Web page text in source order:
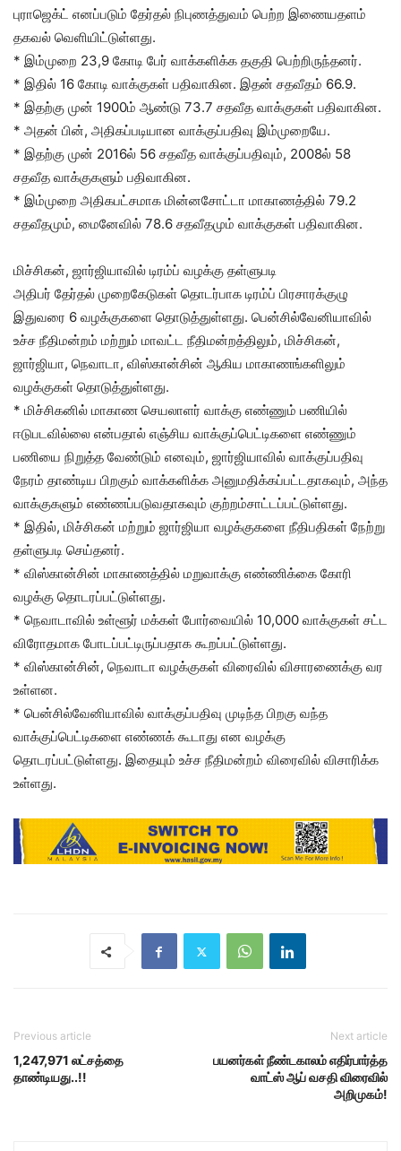
புராஜெக்ட் எனப்படும் தேர்தல் நிபுணத்துவம் பெற்ற இணையதளம்
தகவல் வெளியிட்டுள்ளது.
* இம்முறை 23,9 கோடி பேர் வாக்களிக்க தகுதி பெற்றிருந்தனர்.
* இதில் 16 கோடி வாக்குகள் பதிவாகின. இதன் சதவீதம் 66.9.
* இதற்கு முன் 1900ம் ஆண்டு 73.7 சதவீத வாக்குகள் பதிவாகின.
* அதன் பின், அதிகப்படியான வாக்குப்பதிவு இம்முறையே.
* இதற்கு முன் 2016ல் 56 சதவீத வாக்குப்பதிவும், 2008ல் 58
சதவீத வாக்குகளும் பதிவாகின.
* இம்முறை அதிகபட்சமாக மின்னசோட்டா மாகாணத்தில் 79.2
சதவீதமும், மைனேவில் 78.6 சதவீதமும் வாக்குகள் பதிவாகின.
மிச்சிகன், ஜார்ஜியாவில் டிரம்ப் வழக்கு தள்ளுபடி
அதிபர் தேர்தல் முறைகேடுகள் தொடர்பாக டிரம்ப் பிரசாரக்குழு
இதுவரை 6 வழக்குகளை தொடுத்துள்ளது. பென்சில்வேனியாவில்
உச்ச நீதிமன்றம் மற்றும் மாவட்ட நீதிமன்றத்திலும், மிச்சிகன்,
ஜார்ஜியா, நெவாடா, விஸ்கான்சின் ஆகிய மாகாணங்களிலும்
வழக்குகள் தொடுத்துள்ளது.
* மிச்சிகனில் மாகாண செயலாளர் வாக்கு எண்ணும் பணியில்
ஈடுபடவில்லை என்பதால் எஞ்சிய வாக்குப்பெட்டிகளை எண்ணும்
பணியை நிறுத்த வேண்டும் எனவும், ஜார்ஜியாவில் வாக்குப்பதிவு
நேரம் தாண்டிய பிறகும் வாக்களிக்க அனுமதிக்கப்பட்டதாகவும், அந்த
வாக்குகளும் எண்ணப்படுவதாகவும் குற்றம்சாட்டப்பட்டுள்ளது.
* இதில், மிச்சிகன் மற்றும் ஜார்ஜியா வழக்குகளை நீதிபதிகள் நேற்று
தள்ளுபடி செய்தனர்.
* விஸ்கான்சின் மாகாணத்தில் மறுவாக்கு எண்ணிக்கை கோரி
வழக்கு தொடரப்பட்டுள்ளது.
* நெவாடாவில் உள்ளூர் மக்கள் போர்வையில் 10,000 வாக்குகள் சட்ட
விரோதமாக போடப்பட்டிருப்பதாக கூறப்பட்டுள்ளது.
* விஸ்கான்சின், நெவாடா வழக்குகள் விரைவில் விசாரணைக்கு வர
உள்ளன.
* பென்சில்வேனியாவில் வாக்குப்பதிவு முடிந்த பிறகு வந்த
வாக்குப்பெட்டிகளை எண்ணக் கூடாது என வழக்கு
தொடரப்பட்டுள்ளது. இதையும் உச்ச நீதிமன்றம் விரைவில் விசாரிக்க
உள்ளது.
Previous article
1,247,971 லட்சத்தை
தாண்டியது..!!
Next article
பயனர்கள் நீண்டகாலம் எதிர்பார்த்த
வாட்ஸ் ஆப் வசதி விரைவில்
அறிமுகம்!